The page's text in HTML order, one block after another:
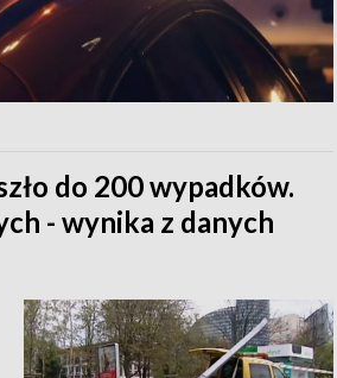
do 200 wypadków.
- wynika z danych